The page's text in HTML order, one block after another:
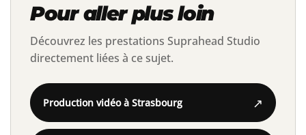
Pour aller plus loin
Découvrez les prestations Suprahead Studio
directement liées à ce sujet.
Production vidéo à Strasbourg ↗